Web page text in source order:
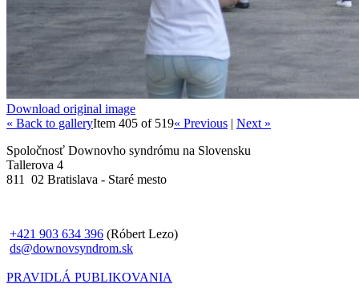
Download original image
« Back to galleryItem 405 of 519« Previous | Next »
Spoločnosť Downovho syndrómu na Slovensku
Tallerova 4
811 02 Bratislava - Staré mesto
+421 903 634 396 (Róbert Lezo)
ds@downovsyndrom.sk
PRAVIDLÁ PUBLIKOVANIA